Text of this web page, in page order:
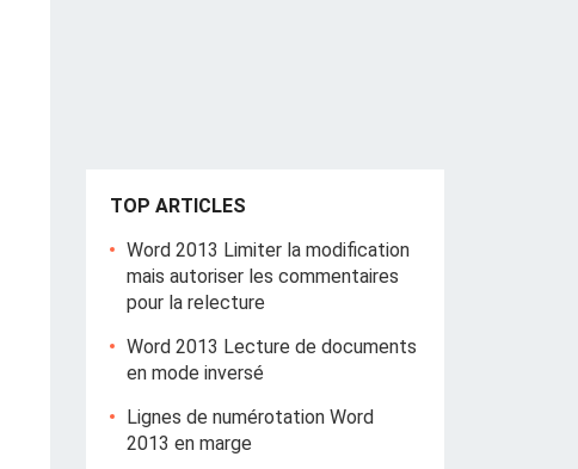
TOP ARTICLES
Word 2013 Limiter la modification
mais autoriser les commentaires
pour la relecture
Word 2013 Lecture de documents
en mode inversé
Lignes de numérotation Word
2013 en marge